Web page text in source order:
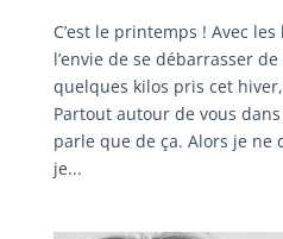
C’est le printemps ! Avec
l’envie de se débarrasser
quelques kilos pris cet
Partout autour de vous
parle que de ça. Alors je ne
je...